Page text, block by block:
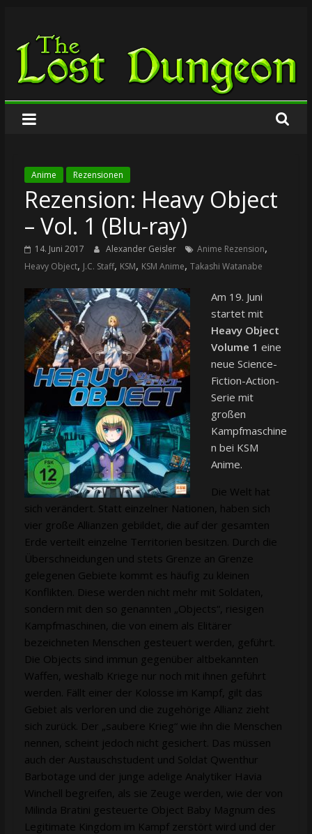
springen
The
Lost
Dungeon
Anime Rezensionen
Rezension: Heavy Object
– Vol. 1 (Blu-ray)
14. Juni 2017 Alexander Geisler Anime Rezension,
Heavy Object, J.C. Staff, KSM, KSM Anime, Takashi Watanabe
Am 19. Juni
startet mit
Heavy Object
Volume 1 eine
neue Science-
Fiction-Action-
Serie mit
großen
Kampfmaschine
n bei KSM
Anime.
Die Welt hat
sich verändert. Statt einzelner Nationen, haben sich
vier große Allianzen gebildet, die auf der gesamten
Erde verteilt einzelne Territorien besitzen. Durch die
Überschneidungen und stets Grenze an Grenze
gelegenen Gebiete kommt es häufig zu kleinen
Konflikten. Diese werden nicht mehr mit Soldaten,
sondern mit den so genannten „Objects“, riesigen
Kampfmaschinen, die von einem als Elitärer
bezeichneten Menschen gesteuert werden, geführt.
Die Objects sind immun gegenüber altbekannten
Waffen, weshalb Kriege nur noch mit ihnen geführt
werden. Fällt einer der Kolosse im Kampf, gilt das
Gebiet als verloren und die zugehörige Allianz zieht
sich zurück. Der „saubere Krieg“ wie ihn die Menschen
nennen, scheint jedoch nicht gesichert. Das müssen
auch der Austauschstudent und Soldat Qwenthur
Barbotage und der junge adelige Analytiker Havia
Winchell begreifen, als sie Zeuge werden, wie der von
Milinda Bratini gesteuerte Object Baby Magnum des
Legitimate Kingdom im Kampf zerstört wird und der